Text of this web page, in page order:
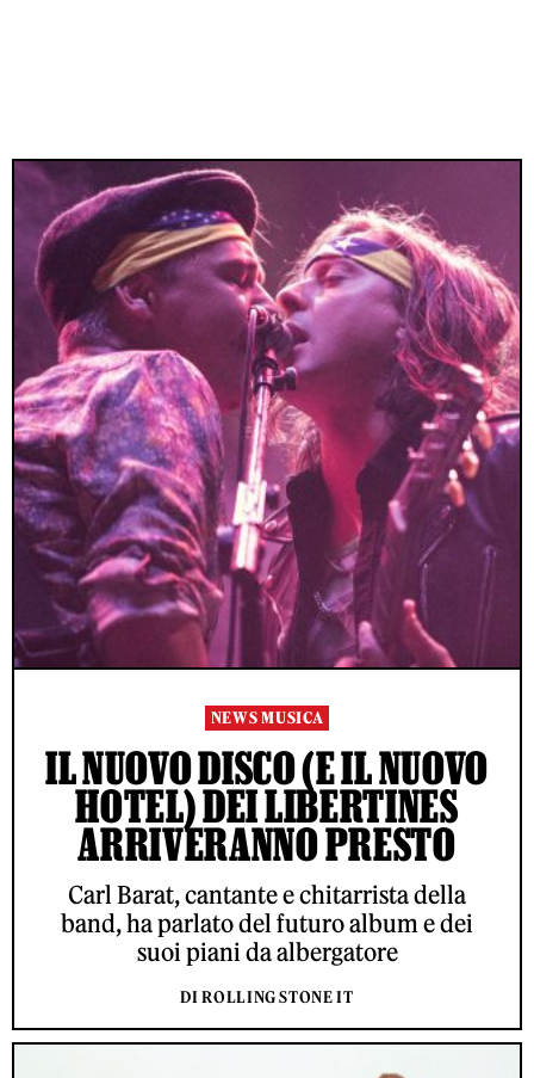
NEWS MUSICA
IL NUOVO DISCO (E IL NUOVO
HOTEL) DEI LIBERTINES
ARRIVERANNO PRESTO
Carl Barat, cantante e chitarrista della
band, ha parlato del futuro album e dei
suoi piani da albergatore
DI ROLLING STONE IT